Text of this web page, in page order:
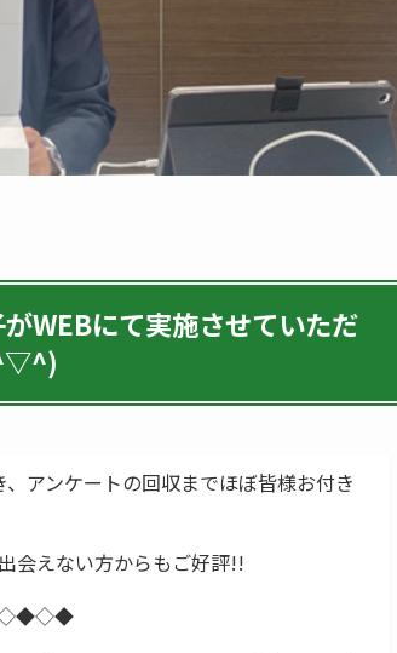
WEBにて実施させていただ
アンケートの回収までほぼ皆様お付き
会えない方からもご好評!!